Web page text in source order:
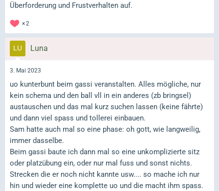
Überforderung und Frustverhalten auf.
2
Luna
3. Mai 2023
uo kunterbunt beim gassi veranstalten. Alles mögliche, nur
kein schema und den ball vll in ein anderes (zb bringsel)
austauschen und das mal kurz suchen lassen (keine fährte)
und dann viel spass und tollerei einbauen.
Sam hatte auch mal so eine phase: oh gott, wie langweilig,
immer dasselbe.
Beim gassi baute ich dann mal so eine unkomplizierte sitz
oder platzübung ein, oder nur mal fuss und sonst nichts.
Strecken die er noch nicht kannte usw.... so mache ich nur
hin und wieder eine komplette uo und die macht ihm spass.